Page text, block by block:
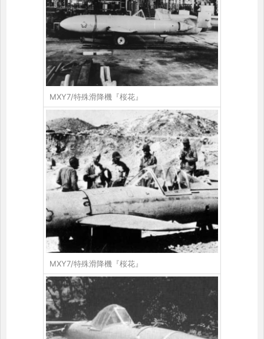
MXY7/特殊滑降機『桜花』
MXY7/特殊滑降機『桜花』